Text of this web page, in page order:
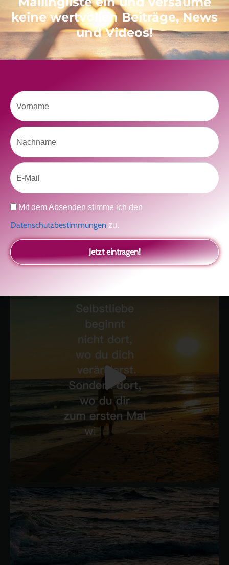
Like uns auf Facebook
akzeptieren und diesen Inhalt zu aktivieren
kolitscher.by.biotic
Selbstliebe, Aussöhnung mit der Kindheit, Potenzial entfalten,
glückliche Beziehung-The Master KeyAsha und Marie-Luise
Kolitscher
Sisterlove
keine wertvollen Beiträge, News
und Videos!
Vorname
Nachname
Email
Datenschutz
Mit dem Absenden stimme ich den
Datenschutzbestimmungen zu.
Jetzt eintragen!